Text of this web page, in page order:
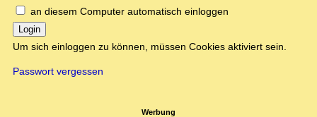
an diesem Computer automatisch einloggen
Login
Um sich einloggen zu können, müssen Cookies aktiviert sein.
Passwort vergessen
Werbung